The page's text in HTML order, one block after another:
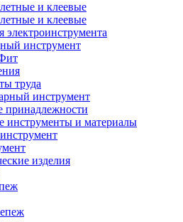
и клеевые
и клеевые
электроинструмента
инструмент
труда
инструмент
принадлежности
и материалы
изделия